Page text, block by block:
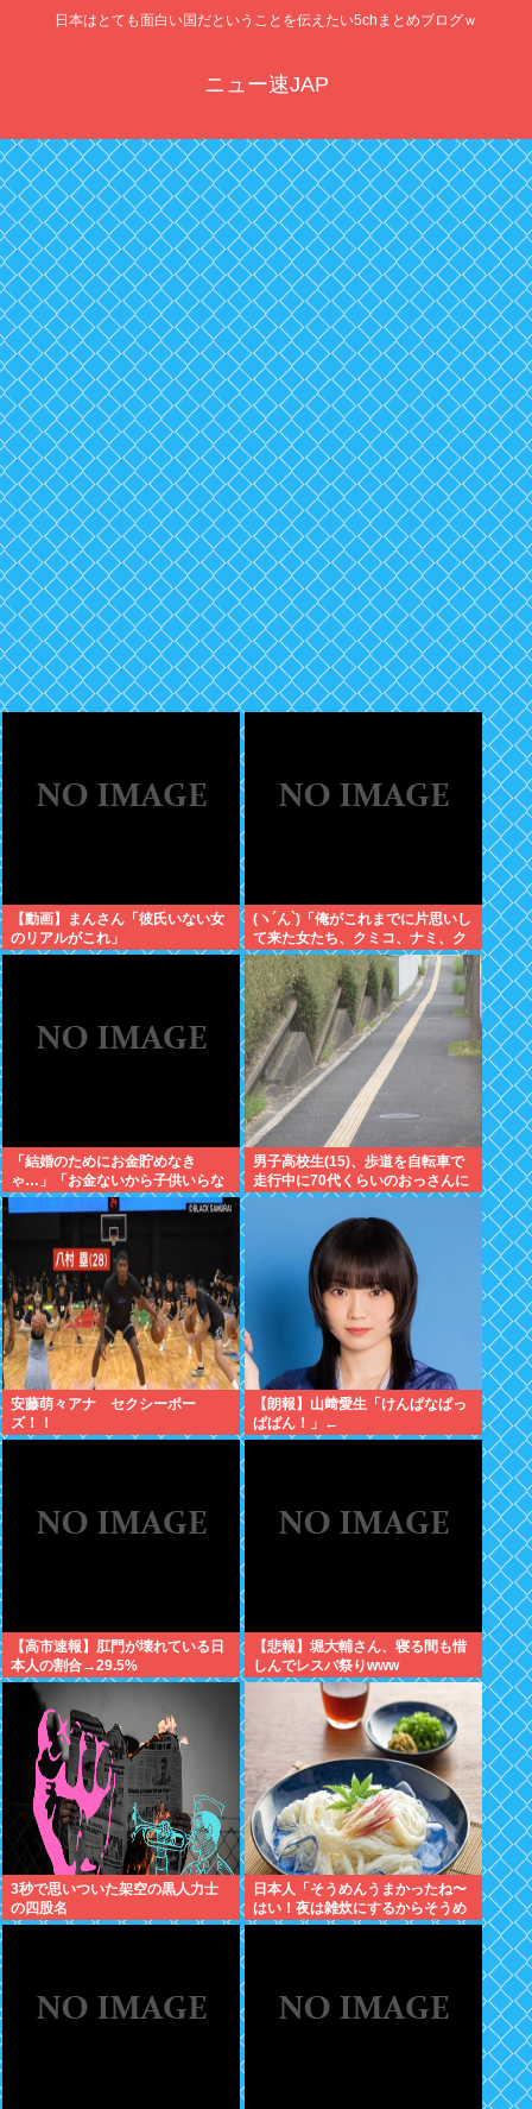
日本はとても面白い国だということを伝えたい5chまとめブログｗ
ニュー速JAP
【動画】まんさん「彼氏いない女
のリアルがこれ」
(ヽ´ん`)「俺がこれまでに片思いし
て来た女たち、クミコ、ナミ、ク
ミコ(1人目とは別人、タミヨ、カ
オリ、ユカリ…」
「結婚のためにお金貯めなき
ゃ…」「お金ないから子供いらな
い」←こいつら
男子高校生(15)、歩道を自転車で
走行中に70代くらいのおっさんに
衝突し意識不明にさせてしまう
安藤萌々アナ セクシーポー
ズ！！
【朗報】山﨑愛生「けんぱなぱっ
ぱぱん！」←
【高市速報】肛門が壊れている日
本人の割合→29.5%
【悲報】堀大輔さん、寝る間も惜
しんでレスバ祭りwww
3秒で思いついた架空の黒人力士
の四股名
日本人「そうめんうまかったね〜
はい！夜は雑炊にするからそうめ
んつゆ戻してー！」欧米人「Don’t